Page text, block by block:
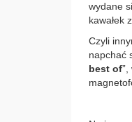
wydane
kawałek
Czyli
napchać
best of